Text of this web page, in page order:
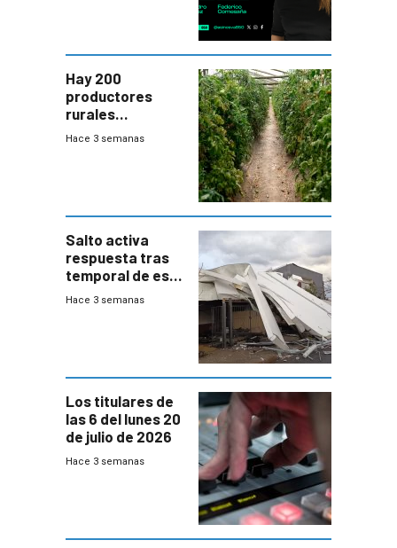
Hay 200
productores
rurales
afectados tras
Hace 3 semanas
Salto activa
respuesta tras
temporal de este
sábado con
Hace 3 semanas
Los titulares de
las 6 del lunes 20
de julio de 2026
Hace 3 semanas